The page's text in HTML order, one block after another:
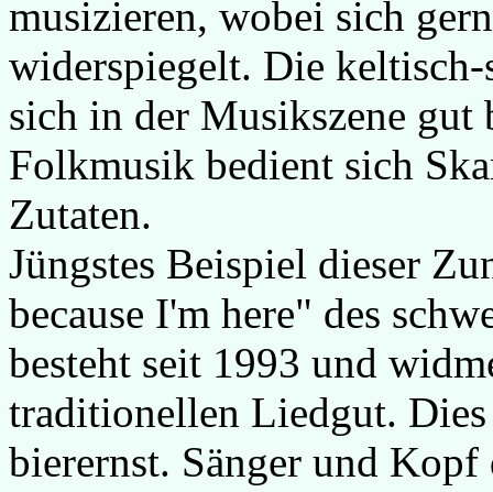
musizieren, wobei sich
widerspiegelt. Die
sich in der Musikszene gut
Folkmusik bedient sich
Zutaten.
Jüngstes Beispiel dieser
because I'm here" des
besteht seit 1993 und
traditionellen Liedgut.
bierernst. Sänger und